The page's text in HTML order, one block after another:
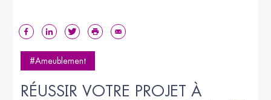
#Ameublement
RÉUSSIR VOTRE PROJET À